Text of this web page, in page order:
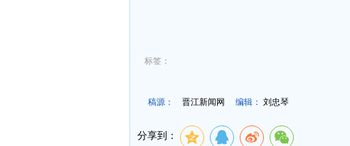
标签：
稿源： 晋江新闻网 编辑： 刘忠琴
分享到：